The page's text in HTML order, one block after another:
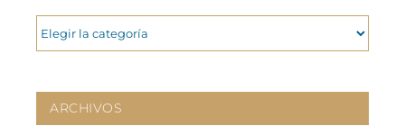
CATEGORIAS
ARCHIVOS